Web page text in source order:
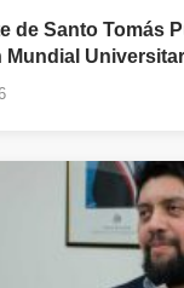
de Santo Tomás
Mundial